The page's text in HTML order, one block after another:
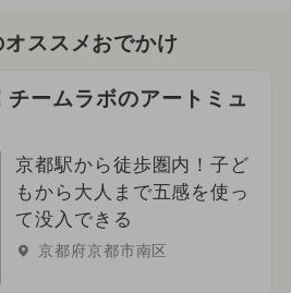
ススメおでかけ
チームラボのアートミュ
京都駅から徒歩圏内！子ど
もから大人まで五感を使っ
て没入できる
京都府京都市南区